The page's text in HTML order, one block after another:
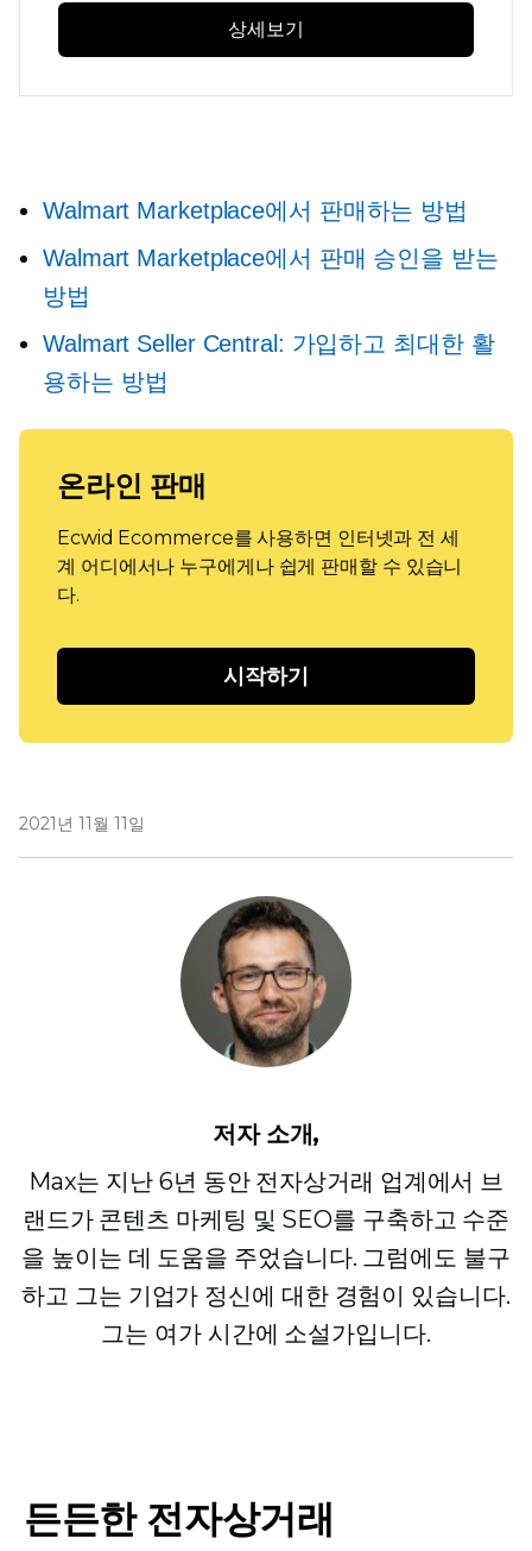
상세보기
Walmart Marketplace에서 판매하는 방법
Walmart Marketplace에서 판매 승인을 받는
방법
Walmart Seller Central: 가입하고 최대한 활
용하는 방법
온라인 판매
Ecwid Ecommerce를 사용하면 인터넷과 전 세
계 어디에서나 누구에게나 쉽게 판매할 수 있습니
다.
시작하기
2021년 11월 11일
저자 소개,
Max는 지난 6년 동안 전자상거래 업계에서 브
랜드가 콘텐츠 마케팅 및 SEO를 구축하고 수준
을 높이는 데 도움을 주었습니다. 그럼에도 불구
하고 그는 기업가 정신에 대한 경험이 있습니다.
그는 여가 시간에 소설가입니다.
든든한 전자상거래